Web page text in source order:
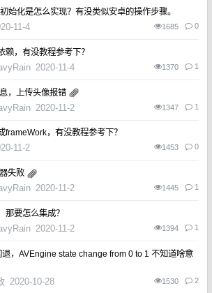
始化是怎么实现？有没类似安卓的操作步骤。
11-4 1685 0
赖，有没教程参考下？
2020-11-4 1370 1
，上传头像报错
2020-11-2 1347 1
frameWork，有没教程参考下？
11-2 1453 0
失败
2020-11-2 1445 1
那要怎么集成？
2020-11-2 1394 1
，AVEngine state change from 0 to 1 不知道啥意
2020-10-28 1530 2